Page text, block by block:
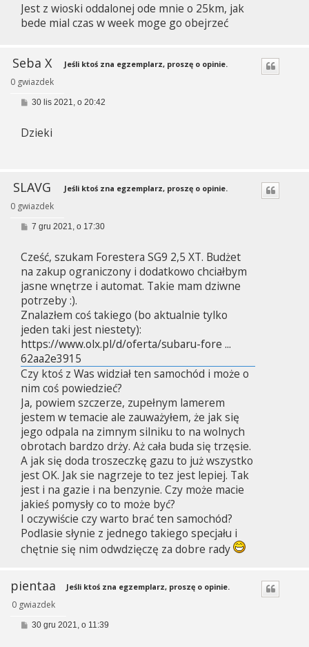
t
Jest z wioski oddalonej ode mnie o 25km, jak
bede mial czas w week moge go obejrzeć
Seba X
0 gwiazdek
Jeśli ktoś zna egzemplarz, proszę o opinie.
P
t
30 lis 2021, o 20:42
Dzieki
SLAVG
0 gwiazdek
Jeśli ktoś zna egzemplarz, proszę o opinie.
P
t
7 gru 2021, o 17:30
Cześć, szukam Forestera SG9 2,5 XT. Budżet
na zakup ograniczony i dodatkowo chciałbym
jasne wnętrze i automat. Takie mam dziwne
potrzeby :).
Znalazłem coś takiego (bo aktualnie tylko
jeden taki jest niestety):
https://www.olx.pl/d/oferta/subaru-fore ...
62aa2e3915
Czy ktoś z Was widział ten samochód i może o
nim coś powiedzieć?
Ja, powiem szczerze, zupełnym lamerem
jestem w temacie ale zauważyłem, że jak się
jego odpala na zimnym silniku to na wolnych
obrotach bardzo drży. Aż cała buda się trzęsie.
A jak się doda troszeczkę gazu to już wszystko
jest OK. Jak sie nagrzeje to tez jest lepiej. Tak
jest i na gazie i na benzynie. Czy może macie
jakieś pomysły co to może być?
I oczywiście czy warto brać ten samochód?
Podlasie słynie z jednego takiego specjału i
chętnie się nim odwdzięczę za dobre rady
pientaa
0 gwiazdek
Jeśli ktoś zna egzemplarz, proszę o opinie.
P30 gru 2021, o 11:39